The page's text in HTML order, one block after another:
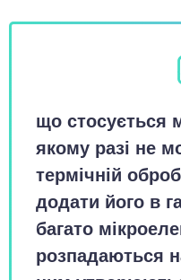
що стосується
якому разі не
термічній
додати його в
багато
розпадаються